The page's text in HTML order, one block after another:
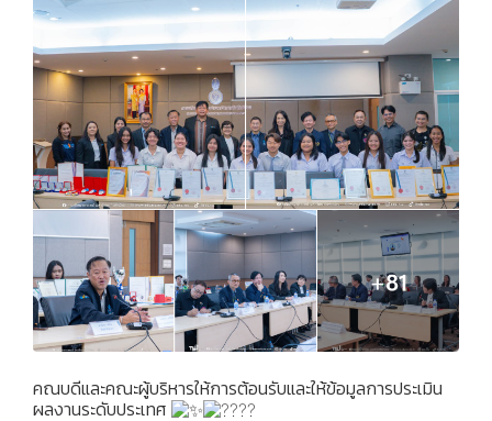
คณบดีและคณะผู้บริหารให้การต้อนรับและให้ข้อมูลการประเมิน
ผลงานระดับประเทศ